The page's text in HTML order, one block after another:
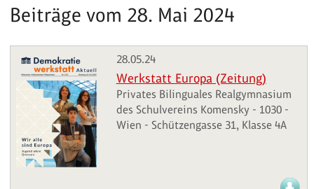
Beiträge vom 28. Mai 2024
28.05.24
Werkstatt Europa (Zeitung)
Privates Bilinguales Realgymnasium
des Schulvereins Komensky - 1030 -
Wien - Schützengasse 31, Klasse 4A